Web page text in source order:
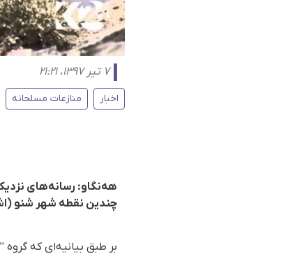
۷ تیر ۱۳۹۷، ۲۱:۲۱
اخبار منازعات مسلحانه
هەنگاو: رسانەهای
چندین نقطە شهر شنو